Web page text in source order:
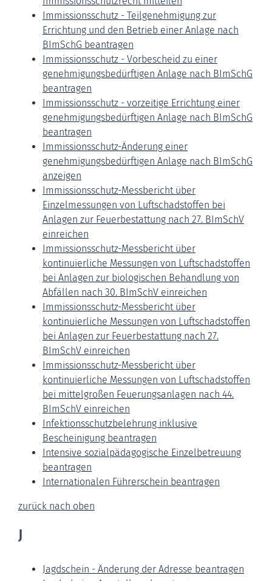
Immissionsschutz - Teilgenehmigung zur
Errichtung und den Betrieb einer Anlage nach
BImSchG beantragen
Immissionsschutz - Vorbescheid zu einer
genehmigungsbedürftigen Anlage nach BImSchG
beantragen
Immissionsschutz - vorzeitige Errichtung einer
genehmigungsbedürftigen Anlage nach BImSchG
beantragen
Immissionsschutz-Änderung einer
genehmigungsbedürftigen Anlage nach BImSchG
anzeigen
Immissionsschutz-Messbericht über
Einzelmessungen von Luftschadstoffen bei
Anlagen zur Feuerbestattung nach 27. BImSchV
einreichen
Immissionsschutz-Messbericht über
kontinuierliche Messungen von Luftschadstoffen
bei Anlagen zur biologischen Behandlung von
Abfällen nach 30. BImSchV einreichen
Immissionsschutz-Messbericht über
kontinuierliche Messungen von Luftschadstoffen
bei Anlagen zur Feuerbestattung nach 27.
BImSchV einreichen
Immissionsschutz-Messbericht über
kontinuierliche Messungen von Luftschadstoffen
bei mittelgroßen Feuerungsanlagen nach 44.
BImSchV einreichen
Infektionsschutzbelehrung inklusive
Bescheinigung beantragen
Intensive sozialpädagogische Einzelbetreuung
beantragen
Internationalen Führerschein beantragen
zurück nach oben
J
Jagdschein - Änderung der Adresse beantragen